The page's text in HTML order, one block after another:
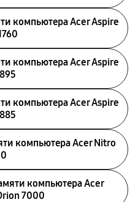
компьютера Acer Aspire
компьютера Acer Aspire
компьютера Acer Aspire
компьютера Acer Nitro
компьютера Acer
7000